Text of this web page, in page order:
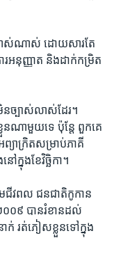
ាស់​ណាស់​ ដោយសារតែ​
រ​អនុញ្ញាត​ និង​ដាក់​កម្រិត
ច្បាស់លាស់​ដែរ។
ន​ណាមួយ​ទេ ប៉ុន្តែ ពួកគេ​
យាក្រិត​សម្រាប់​ភាគី​
ក្នុង​ខែ​វិច្ឆិកា។
ម​ជីវពល ជនជាតិ​កូកាន
០០៩ បានរំខាន​ដល់​
ក់ រត់ភៀសខ្លួន​ទៅក្នុង​